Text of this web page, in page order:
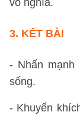
vô nghĩa.
3. KẾT BÀI
- Nhấn
sống.
- Khuyến